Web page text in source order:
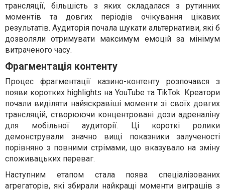
трансляції, більшість з яких складалася з рутинних
моментів та довгих періодів очікування цікавих
результатів. Аудиторія почала шукати альтернативи, які б
дозволяли отримувати максимум емоцій за мінімум
витраченого часу.
Фрагментація контенту
Процес фрагментації казино-контенту розпочався з
появи коротких highlights на YouTube та TikTok. Креатори
почали виділяти найяскравіші моменти зі своїх довгих
трансляцій, створюючи концентровані дози адреналіну
для мобільної аудиторії. Ці короткі ролики
демонстрували значно вищі показники залученості
порівняно з повними стрімами, що вказувало на зміну
споживацьких переваг.
Наступним етапом стала поява спеціалізованих
агрегаторів, які збирали найкращі моменти виграшів з